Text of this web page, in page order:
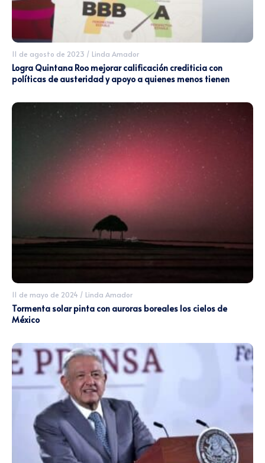
11 de agosto de 2023 / Linda Amador
Logra Quintana Roo mejorar calificación crediticia con
políticas de austeridad y apoyo a quienes menos tienen
11 de mayo de 2024 / Linda Amador
Tormenta solar pinta con auroras boreales los cielos de
México